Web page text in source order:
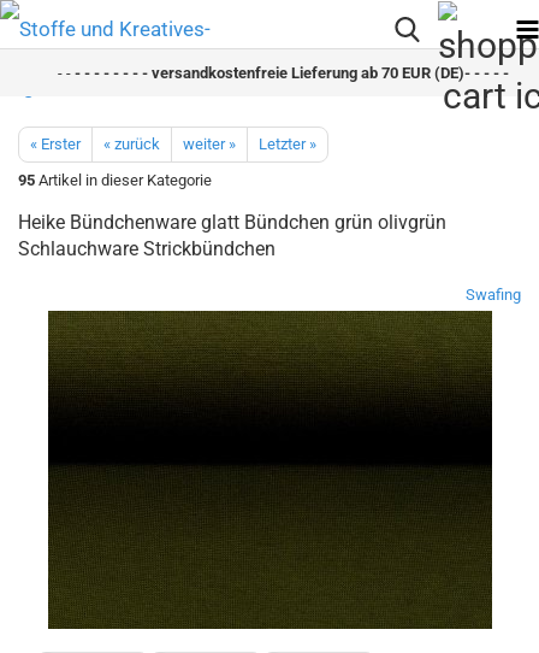
- - - - - - - - versandkostenfreie Lieferung ab 70 EUR (DE)- - - - - - - -
« Erster « zurück weiter »
Letzter »
95 Artikel in dieser Kategorie
Heike Bündchenware glatt Bündchen grün olivgrün
Schlauchware Strickbündchen
Swafing